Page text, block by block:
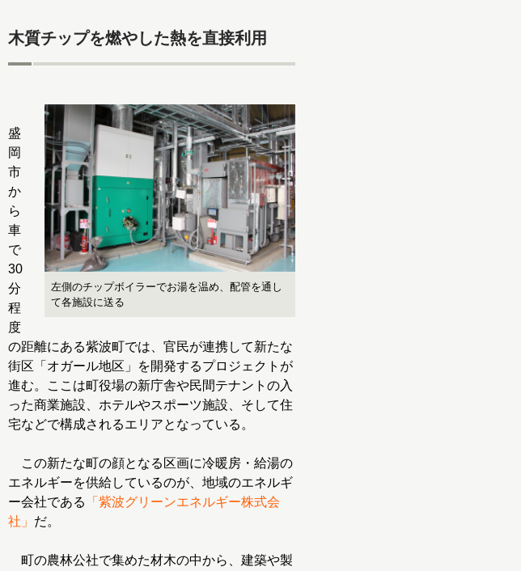
木質チップを燃やした熱を直接利用
左側のチップボイラーでお湯を温め、配管を通し
て各施設に送る
盛
岡
市
か
ら
車
で
30
分
程
度
の距離にある紫波町では、官民が連携して新たな
街区「オガール地区」を開発するプロジェクトが
進む。ここは町役場の新庁舎や民間テナントの入
った商業施設、ホテルやスポーツ施設、そして住
宅などで構成されるエリアとなっている。
この新たな町の顔となる区画に冷暖房・給湯の
エネルギーを供給しているのが、地域のエネルギ
ー会社である
「紫波グリーンエネルギー株式会
社」 だ。
町の農林公社で集めた材木の中から、建築や製